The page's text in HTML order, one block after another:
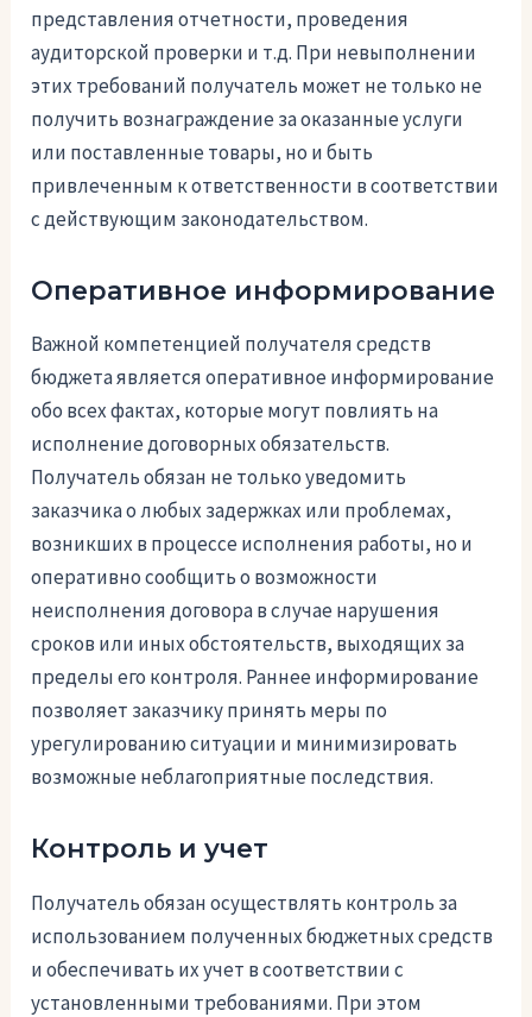
представления отчетности, проведения
аудиторской проверки и т.д. При невыполнении
этих требований получатель может не только не
получить вознаграждение за оказанные услуги
или поставленные товары, но и быть
привлеченным к ответственности в соответствии
с действующим законодательством.
Оперативное информирование
Важной компетенцией получателя средств
бюджета является оперативное информирование
обо всех фактах, которые могут повлиять на
исполнение договорных обязательств.
Получатель обязан не только уведомить
заказчика о любых задержках или проблемах,
возникших в процессе исполнения работы, но и
оперативно сообщить о возможности
неисполнения договора в случае нарушения
сроков или иных обстоятельств, выходящих за
пределы его контроля. Раннее информирование
позволяет заказчику принять меры по
урегулированию ситуации и минимизировать
возможные неблагоприятные последствия.
Контроль и учет
Получатель обязан осуществлять контроль за
использованием полученных бюджетных средств
и обеспечивать их учет в соответствии с
установленными требованиями. При этом